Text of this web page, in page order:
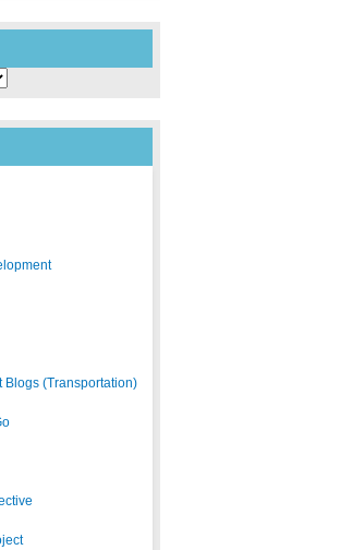
Blogs (Transportation)